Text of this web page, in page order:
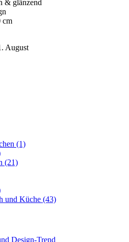
& glänzend
cm
August
(1)
(21)
und Küche (43)
Design-Trend